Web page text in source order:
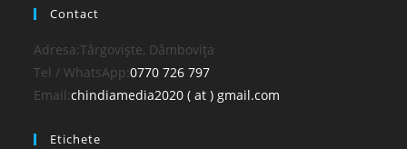
Contact
Adresa:Târgoviște, Dâmbovița
Tel / WhatsApp:0770 726 797Opens
in
Email:chindiamedia2020 ( at ) gmail.com
Etichete